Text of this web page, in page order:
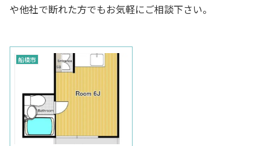
や他社で断れた方でもお気軽にご相談下さい。
船橋市